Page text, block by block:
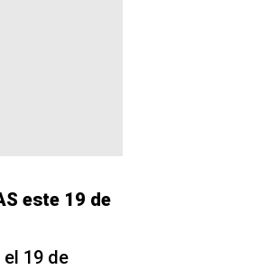
este 19 de
19 de